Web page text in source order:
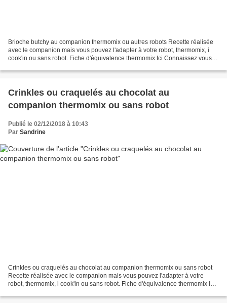
Brioche butchy au companion thermomix ou autres robots Recette réalisée
avec le companion mais vous pouvez l'adapter à votre robot, thermomix, i
cook'in ou sans robot. Fiche d'équivalence thermomix Ici Connaissez vous la
Crinkles ou craquelés au chocolat au
companion thermomix ou sans robot
Publié le 02/12/2018 à 10:43
Par Sandrine
Crinkles ou craquelés au chocolat au companion thermomix ou sans robot
Recette réalisée avec le companion mais vous pouvez l'adapter à votre
robot, thermomix, i cook'in ou sans robot. Fiche d'équivalence thermomix Ici